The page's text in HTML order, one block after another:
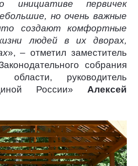
инициативе первичек
но очень важные
создают комфортные
людей в их дворах,
», – отметил заместитель
собрания
области, руководитель
России» Алексей